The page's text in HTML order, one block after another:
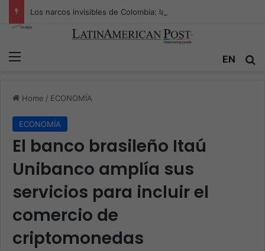
EN
Home / ECONOMÍA
ECONOMÍA
El banco brasileño Itaú
Unibanco amplía sus
servicios para incluir el
comercio de
criptomonedas